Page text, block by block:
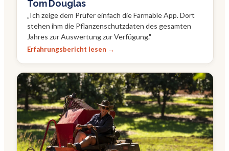
Tom Douglas
„Ich zeige dem Prüfer einfach die Farmable App. Dort
stehen ihm die Pflanzenschutzdaten des gesamten
Jahres zur Auswertung zur Verfügung."
Erfahrungsbericht lesen →